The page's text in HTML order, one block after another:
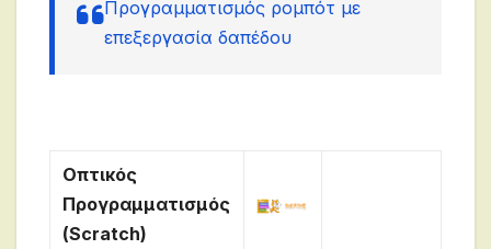
Προγραμματισμός ρομπότ με
επεξεργασία δαπέδου
Οπτικός
Προγραμματισμός
(Scratch)